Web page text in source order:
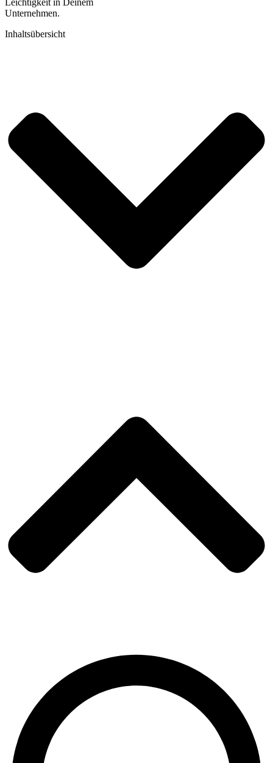
Leichtigkeit in Deinem
Unternehmen.
Inhaltsübersicht